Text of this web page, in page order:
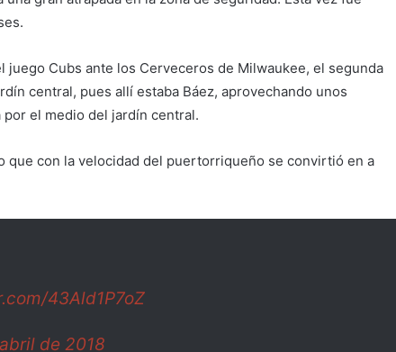
juego Cubs ante los Cerveceros de Milwaukee, el segunda
central, pues allí estaba Báez, aprovechando unos
el medio del jardín central.
que con la velocidad del puertorriqueño se convirtió en a
43Ald1P7oZ
de 2018